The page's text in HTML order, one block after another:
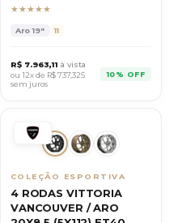
★★★★★
Aro19" 11
R$ 7.963,11 à vista
ou 12x de R$737,325
sem juros
10% OFF
COLEÇÃO ESPORTIVA
4 RODAS VITTORIA
VANCOUVER / ARO